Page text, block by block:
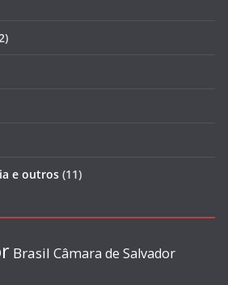
e outros (11)
Brasil Câmara de Salvador